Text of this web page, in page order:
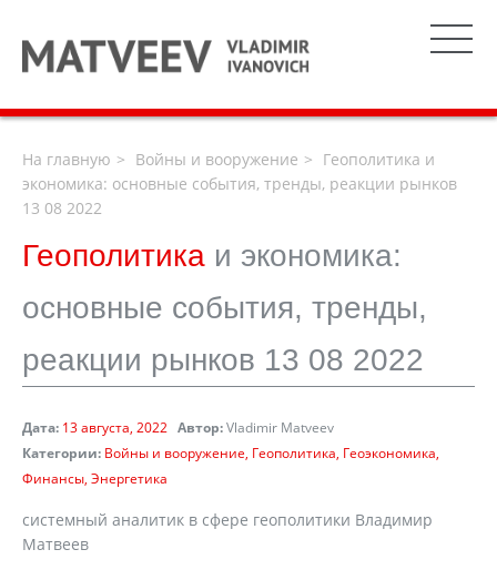
На главную Войны и вооружение
Геополитика и
экономика: основные события, тренды, реакции рынков
13 08 2022
Геополитика и экономика:
основные события, тренды,
реакции рынков 13 08 2022
Дата: 13 августа, 2022 Автор:Vladimir Matveev
Категории: Войны и вооружение Геополитика Геоэкономика
Финансы Энергетика
системный аналитик в сфере геополитики Владимир
Матвеев